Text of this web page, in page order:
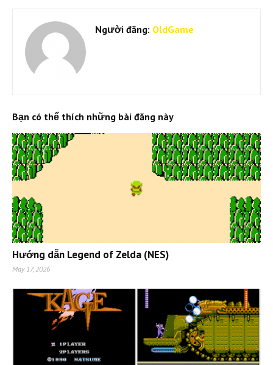
Người đăng: OldGame
Bạn có thể thích những bài đăng này
Hướng dẫn Legend of Zelda (NES)
May 17, 2026